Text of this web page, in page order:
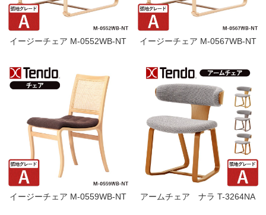
イージーチェア M-0552WB-NT イージーチェア M-0567WB-NT
イージーチェア M-0559WB-NT アームチェア ナラ T-3264NA